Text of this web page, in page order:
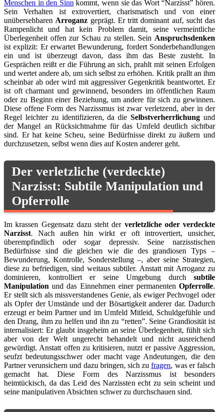
Menschen in den Sinn kommt, wenn sie das Wort “Narzisst” hören.
Sein Verhalten ist extrovertiert, charismatisch und von einer
unübersehbaren Arroganz geprägt. Er tritt dominant auf, sucht das
Rampenlicht und hat kein Problem damit, seine vermeintliche
Überlegenheit offen zur Schau zu stellen. Sein Anspruchsdenken
ist explizit: Er erwartet Bewunderung, fordert Sonderbehandlungen
ein und ist überzeugt davon, dass ihm das Beste zusteht. In
Gesprächen reißt er die Führung an sich, prahlt mit seinen Erfolgen
und wertet andere ab, um sich selbst zu erhöhen. Kritik prallt an ihm
scheinbar ab oder wird mit aggressiver Gegenkritik beantwortet. Er
ist oft charmant und gewinnend, besonders im öffentlichen Raum
oder zu Beginn einer Beziehung, um andere für sich zu gewinnen.
Diese offene Form des Narzissmus ist zwar verletzend, aber in der
Regel leichter zu identifizieren, da dieSelbstverherrlichung und
der Mangel an Rücksichtnahme für das Umfeld deutlich sichtbar
sind. Er hat keine Scheu, seine Bedürfnisse direkt zu äußern und
durchzusetzen, selbst wenn dies auf Kosten anderer geht.
Der verletzliche (verdeckte)
Narzisst: Subtile Manipulation und
Opferrolle
Im krassen Gegensatz dazu steht der verletzliche oder verdeckte
Narzisst. Nach außen hin wirkt er oft introvertiert, unsicher,
überempfindlich oder sogar depressiv. Seine narzisstischen
Bedürfnisse sind die gleichen wie die des grandiosen Typs –
Bewunderung, Kontrolle, Sonderstellung –, aber seine Strategien,
diese zu befriedigen, sind weitaus subtiler. Anstatt mit Arroganz zu
dominieren, kontrolliert er seine Umgebung durch subtile
Manipulation und das Einnehmen einer permanenten Opferrolle.
Er stellt sich als missverstandenes Genie, als ewiger Pechvogel oder
als Opfer der Umstände und der Bösartigkeit anderer dar. Dadurch
erzeugt er beim Partner und im Umfeld Mitleid, Schuldgefühle und
den Drang, ihm zu helfen und ihn zu “retten”. Seine Grandiosität ist
internalisiert: Er glaubt insgeheim an seine Überlegenheit, fühlt sich
aber von der Welt ungerecht behandelt und nicht ausreichend
gewürdigt. Anstatt offen zu kritisieren, nutzt er passive Aggression,
seufzt bedeutungsschwer oder macht vage Andeutungen, die den
Partner verunsichern und dazu bringen, sich zufragen, was er falsch
gemacht hat. Diese Form des Narzissmus ist besonders
heimtückisch, da das Leid des Narzissten echt zu sein scheint und
seine manipulativen Absichten schwer zu durchschauen sind.